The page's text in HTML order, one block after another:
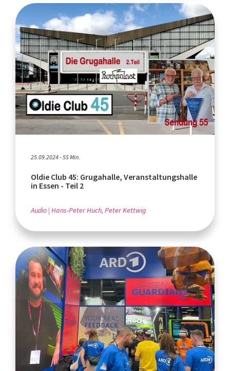
25.09.2024 - 55 Min.
Oldie Club 45: Grugahalle, Veranstaltungshalle
in Essen - Teil 2
Audio Hans-Peter Huch, Peter Kettwig